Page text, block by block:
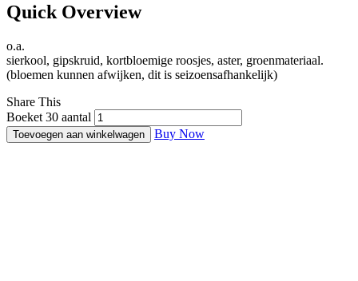
Quick Overview
o.a.
sierkool, gipskruid, kortbloemige roosjes, aster, groenmateriaal.
(bloemen kunnen afwijken, dit is seizoensafhankelijk)
Share This
Boeket 30 aantal
Toevoegen aan winkelwagen Buy Now